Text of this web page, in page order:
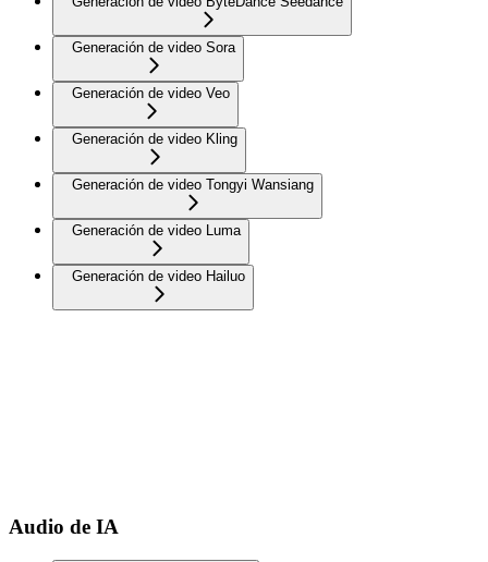
Generación de video Sora
Generación de video Veo
Generación de video Kling
Generación de video Tongyi Wansiang
Generación de video Luma
Generación de video Hailuo
Audio de IA